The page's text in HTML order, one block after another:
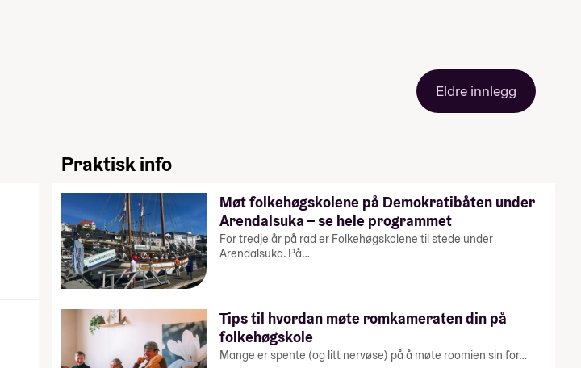
Eldre innlegg
Praktisk info
Møt folkehøgskolene på Demokratibåten under
Arendalsuka – se hele programmet
For tredje år på rad er Folkehøgskolene til stede under
Arendalsuka. På…
Tips til hvordan møte romkameraten din på
folkehøgskole
Mange er spente (og litt nervøse) på å møte roomien sin for…